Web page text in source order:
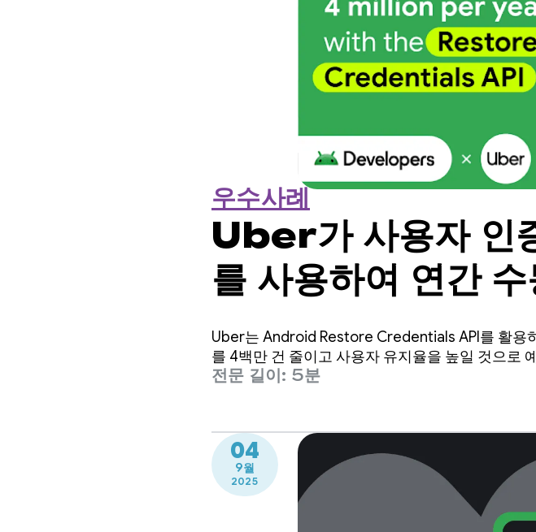
우수사례
Uber가 사용자 인
를 사용하여 연간
건을 줄이는 방법
Uber는 Android Restore Credentials API를 활용
를 4백만 건 줄이고 사용자 유지율을 높일 것으로
전문 길이: 5분
04
9월
2025